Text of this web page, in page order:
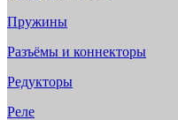
Пружины
Разъёмы и коннекторы
Редукторы
Реле